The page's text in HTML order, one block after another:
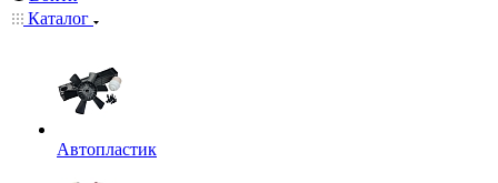
Каталог
Автопластик